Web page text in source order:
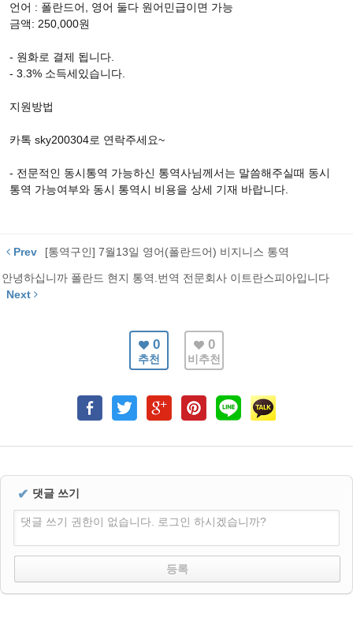
언어 : 폴란드어, 영어 둘다 원어민급이면 가능
금액: 250,000원
- 원화로 결제 됩니다.
- 3.3% 소득세있습니다.
지원방법
카톡 sky200304로 연락주세요~
- 전문적인 동시통역 가능하신 통역사님께서는 말씀해주실때 동시
통역 가능여부와 동시 통역시 비용을 상세 기재 바랍니다.
Prev [통역구인] 7월13일 영어(폴란드어) 비지니스 통역
안녕하십니까 폴란드 현지 통역.번역 전문회사 이트란스피아입니다
Next
0
추천
0
비추천
✔ 댓글 쓰기
댓글 쓰기 권한이 없습니다. 로그인 하시겠습니까?